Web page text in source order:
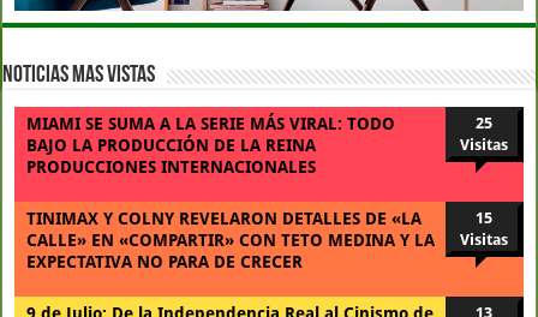
Noticias Mas Vistas
MIAMI SE SUMA A LA SERIE MÁS VIRAL: TODO
BAJO LA PRODUCCIÓN DE LA REINA
PRODUCCIONES INTERNACIONALES
25
Visitas
TINIMAX Y COLNY REVELARON DETALLES DE «LA
CALLE» EN «COMPARTIR» CON TETO MEDINA Y LA
EXPECTATIVA NO PARA DE CRECER
15
Visitas
13